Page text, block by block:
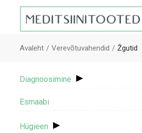
Avaleht Verevõtuvahendid Žgutid
Diagnoosimine ▸
Esmaabi
Hügieen ▸